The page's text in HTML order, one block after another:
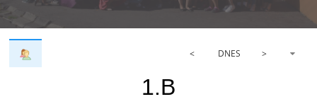
< DNES >
1.B